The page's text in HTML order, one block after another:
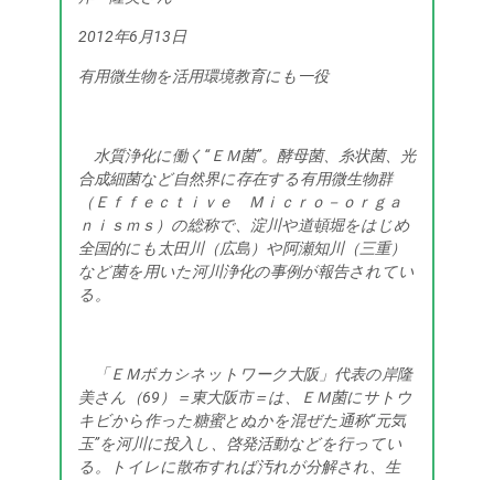
2012年6月13日
有用微生物を活用環境教育にも一役
水質浄化に働く“ＥＭ菌”。酵母菌、糸状菌、光
合成細菌など自然界に存在する有用微生物群
（Ｅｆｆｅｃｔｉｖｅ Ｍｉｃｒｏ－ｏｒｇａ
ｎｉｓｍｓ）の総称で、淀川や道頓堀をはじめ
全国的にも太田川（広島）や阿瀬知川（三重）
など菌を用いた河川浄化の事例が報告されてい
る。
「ＥＭボカシネットワーク大阪」代表の岸隆
美さん（69）＝東大阪市＝は、ＥＭ菌にサトウ
キビから作った糖蜜とぬかを混ぜた通称“元気
玉”を河川に投入し、啓発活動などを行ってい
る。トイレに散布すれば汚れが分解され、生